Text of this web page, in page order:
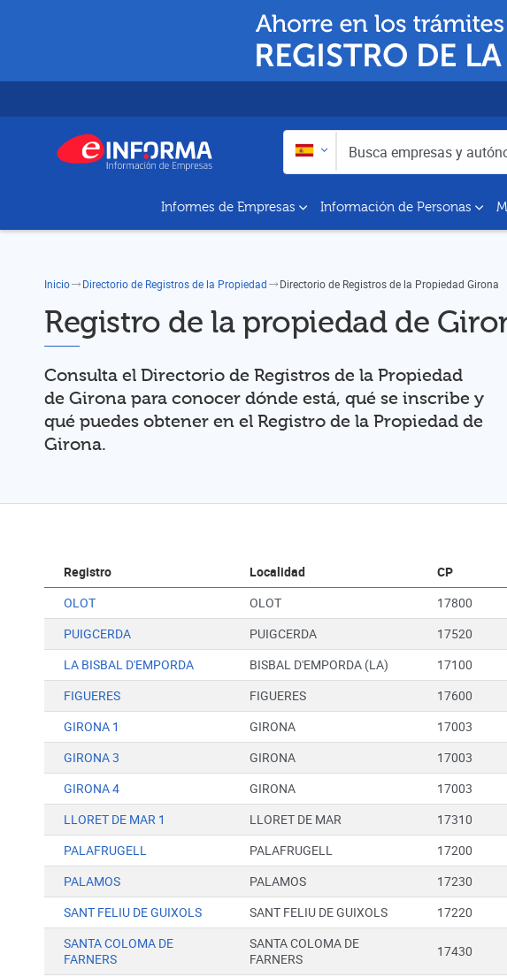
Informes de Empresas Información de Personas
Inicio Directorio de Registros de la Propiedad Directorio de Registros de la Propiedad Girona
Registro de la propiedad de
Consulta el Directorio de Registros de la Propiedad
de Girona para conocer dónde está, qué se inscribe y
qué puedes obtener en el Registro de la Propiedad de
Girona.
Registro Localidad CP
OLOT
OLOT 17800
PUIGCERDA
PUIGCERDA 17520
LA BISBAL D'EMPORDA
BISBAL D'EMPORDA (LA) 17100
FIGUERES
FIGUERES 17600
GIRONA 1
GIRONA 17003
GIRONA 3
GIRONA 17003
GIRONA 4
GIRONA 17003
LLORET DE MAR 1
LLORET DE MAR 17310
PALAFRUGELL
PALAFRUGELL 17200
PALAMOS
PALAMOS 17230
SANT FELIU DE GUIXOLS
SANT FELIU DE GUIXOLS 17220
SANTA COLOMA DE
FARNERS
SANTA COLOMA DE
FARNERS
17430